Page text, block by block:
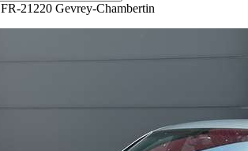
FR-21220 Gevrey-Chambertin